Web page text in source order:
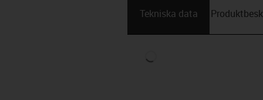
Tekniska data